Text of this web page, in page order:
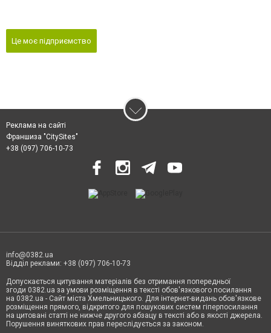
Це моє підприємство
Реклама на сайті
Франшиза "CitySites"
+38 (097) 706-10-73
info@0382.ua
Відділ реклами: +38 (097) 706-10-73
Допускається цитування матеріалів без отримання попередньої
згоди 0382.ua за умови розміщення в тексті обов'язкового посилання
на 0382.ua - Сайт міста Хмельницького. Для інтернет-видань обов'язкове
розміщення прямого, відкритого для пошукових систем гіперпосилання
на цитовані статті не нижче другого абзацу в тексті або в якості джерела.
Порушення виняткових прав переслідується за законом.